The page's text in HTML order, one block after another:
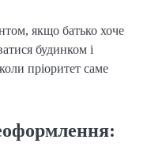
якщо батько хоче
будинком і
пріоритет саме